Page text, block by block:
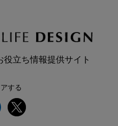
立ち情報提供サイト
する